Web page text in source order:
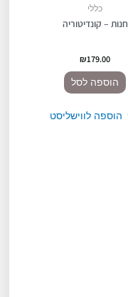
כללי
חנות – קונדיטוריה
₪179.00
הוספה לסל
הוספה לווישליסט